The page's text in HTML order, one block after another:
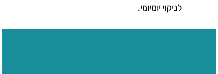
לניקוי יומיומי.